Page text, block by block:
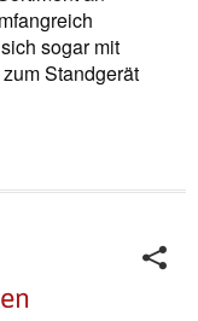
sogar mit
Standgerät